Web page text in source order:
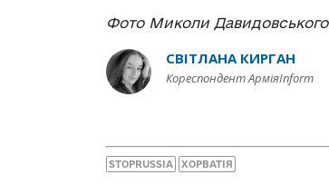
Фото Миколи Давидовського
СВІТЛАНА КИРГАН
Кореспондент АрміяInform
STOPRUSSIA ХОРВАТІЯ